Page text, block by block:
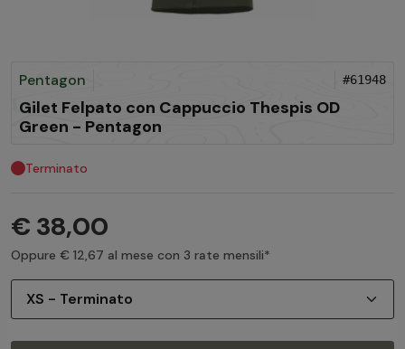
Pentagon #61948
Gilet Felpato con Cappuccio Thespis OD
Green - Pentagon
Terminato
€ 38,00
Oppure € 12,67 al mese con 3 rate mensili*